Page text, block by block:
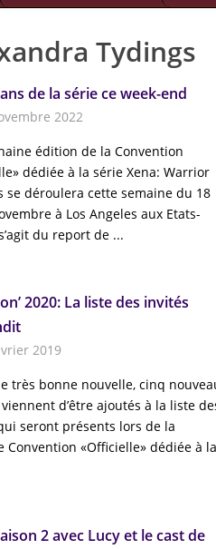
ACTUELLEMENT
–
Tydings
de la série ce week-end
2022
édition de la Convention
dédiée à la série Xena: Warrior
se déroulera cette semaine du 18
à Los Angeles aux Etats-
du report de ...
2020: La liste des invités
2019
très bonne nouvelle, cinq
d’être ajoutés à la liste
seront présents lors de la
Convention «Officielle» dédiée à la
2 avec Lucy et le cast de